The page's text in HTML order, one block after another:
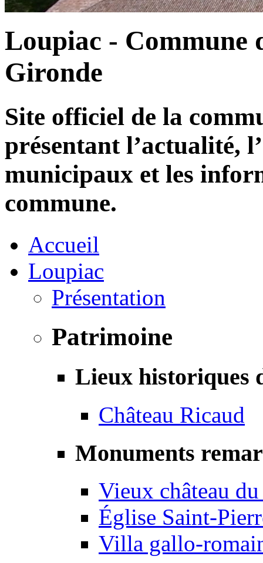
Loupiac - Commune
Gironde
Site officiel de la
présentant l’actualité,
municipaux et les
commune.
Accueil
Loupiac
Présentation
Patrimoine
Lieux historiques
Château Ricaud
Monuments
Vieux château
Église Saint-
Villa gallo-